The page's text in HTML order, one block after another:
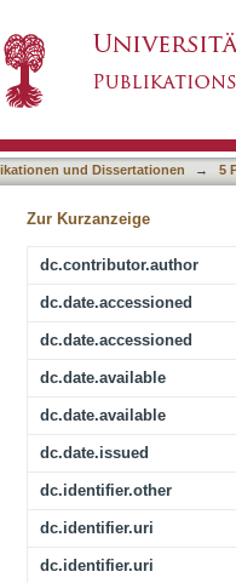
und Dissertationen → 5
Zur Kurzanzeige
dc.contributor.author
dc.date.accessioned
dc.date.accessioned
dc.date.available
dc.date.available
dc.date.issued
dc.identifier.other
dc.identifier.uri
dc.identifier.uri